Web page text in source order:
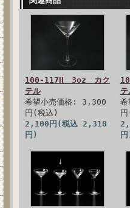
100-117H 3oz カク
テル
希望小売価格: 3,300
円(税込)
2,100円(税込 2,310
円)
テ